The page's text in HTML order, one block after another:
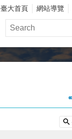
臺大首頁 網站導覽